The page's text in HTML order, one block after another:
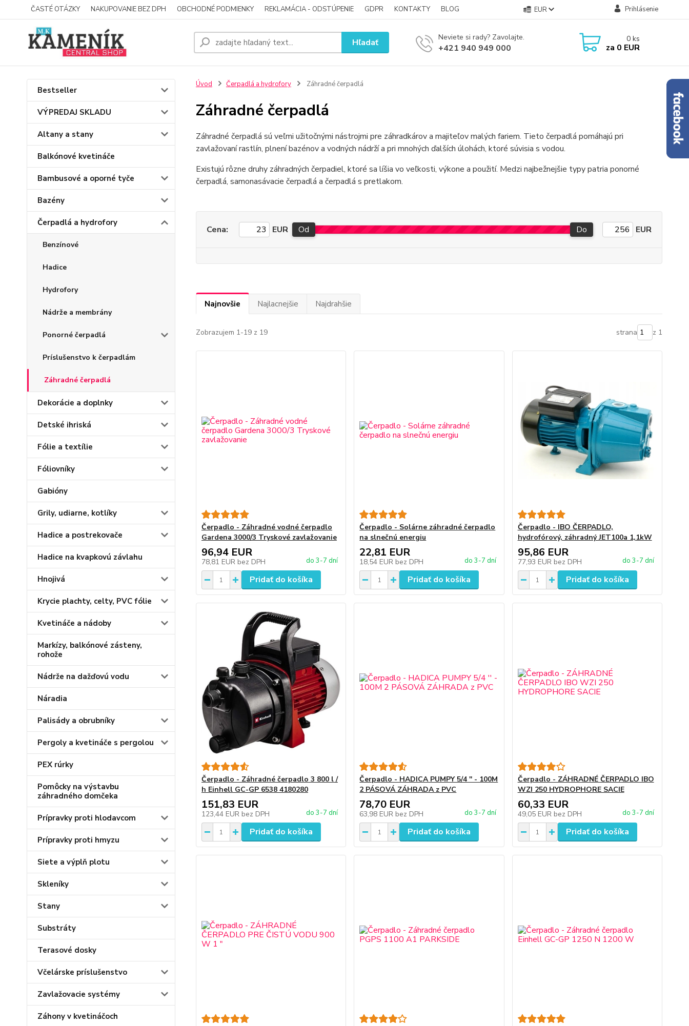
ČASTÉ OTÁZKY NAKUPOVANIE BEZ DPH OBCHODNÉ PODMIENKY REKLAMÁCIA - ODSTÚPENIE GDPR KONTAKTY BLOG EUR Prihlásenie
Hľadať Neviete si rady? Zavolajte.
+421 940 949 000
0 ks
za 0 EUR
Bestseller
VÝPREDAJ SKLADU
Altany a stany
Balkónové kvetináče
Bambusové a oporné tyče
Bazény
Čerpadlá a hydrofory
Benzínové
Hadice
Hydrofory
Nádrže a membrány
Ponorné čerpadlá
Príslušenstvo k čerpadlám
Záhradné čerpadlá
Dekorácie a doplnky
Detské ihriská
Fólie a textílie
Fóliovníky
Gabióny
Grily, udiarne, kotlíky
Hadice a postrekovače
Hadice na kvapkovú závlahu
Hnojivá
Krycie plachty, celty, PVC fólie
Kvetináče a nádoby
Markízy, balkónové zásteny,
rohože
Nádrže na dažďovú vodu
Náradia
Palisády a obrubníky
Pergoly a kvetináče s pergolou
PEX rúrky
Pomôcky na výstavbu
záhradného domčeka
Prípravky proti hlodavcom
Prípravky proti hmyzu
Siete a výplň plotu
Skleníky
Stany
Substráty
Terasové dosky
Včelárske príslušenstvo
Zavlažovacie systémy
Záhony v kvetináčoch
Úvod Čerpadlá a hydrofory Záhradné čerpadlá
Záhradné čerpadlá
Záhradné čerpadlá sú veľmi užitočnými nástrojmi pre záhradkárov a majiteľov malých fariem. Tieto čerpadlá pomáhajú pri
zavlažovaní rastlín, plnení bazénov a vodných nádrží a pri mnohých ďalších úlohách, ktoré súvisia s vodou.
Existujú rôzne druhy záhradných čerpadiel, ktoré sa líšia vo veľkosti, výkone a použití. Medzi najbežnejšie typy patria ponorné
čerpadlá, samonasávacie čerpadlá a čerpadlá s pretlakom.
Cena: EUR Od Do EUR
Najnovšie Najlacnejšie Najdrahšie
Zobrazujem 1-19 z 19 strana z 1
Čerpadlo - Záhradné vodné čerpadlo
Gardena 3000/3 Tryskové zavlažovanie
96,94 EUR
78,81 EUR bez DPH do 3-7 dní
Pridať do košíka
Čerpadlo - Solárne záhradné čerpadlo
na slnečnú energiu
22,81 EUR
18,54 EUR bez DPH do 3-7 dní
Pridať do košíka
Čerpadlo - IBO ČERPADLO,
hydrofórový, záhradný JET100a 1,1kW
95,86 EUR
77,93 EUR bez DPH do 3-7 dní
Pridať do košíka
Čerpadlo - Záhradné čerpadlo 3 800 l /
h Einhell GC-GP 6538 4180280
151,83 EUR
123,44 EUR bez DPH do 3-7 dní
Pridať do košíka
Čerpadlo - HADICA PUMPY 5/4 '' - 100M
2 PÁSOVÁ ZÁHRADA z PVC
78,70 EUR
63,98 EUR bez DPH do 3-7 dní
Pridať do košíka
Čerpadlo - ZÁHRADNÉ ČERPADLO IBO
WZI 250 HYDROPHORE SACIE
60,33 EUR
49,05 EUR bez DPH do 3-7 dní
Pridať do košíka